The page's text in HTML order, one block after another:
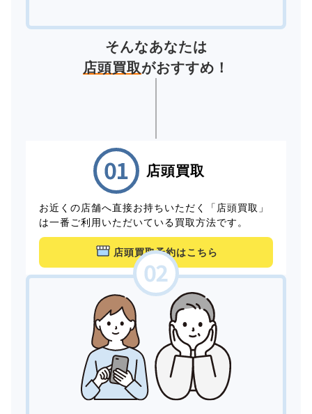
そんなあなたは
店頭買取がおすすめ！
店頭買取
お近くの店舗へ直接お持ちいただく「店頭買取」
は一番ご利用いただいている買取方法です。
店頭買取予約はこちら